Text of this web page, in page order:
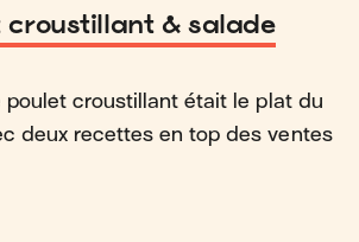
croustillant & salade
poulet croustillant était le plat du
deux recettes en top des ventes